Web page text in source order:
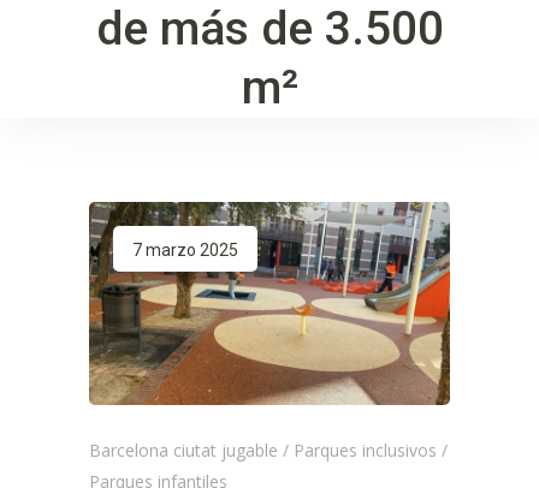
de más de 3.500
m²
7 marzo 2025
Barcelona ciutat jugable / Parques inclusivos /
Parques infantiles